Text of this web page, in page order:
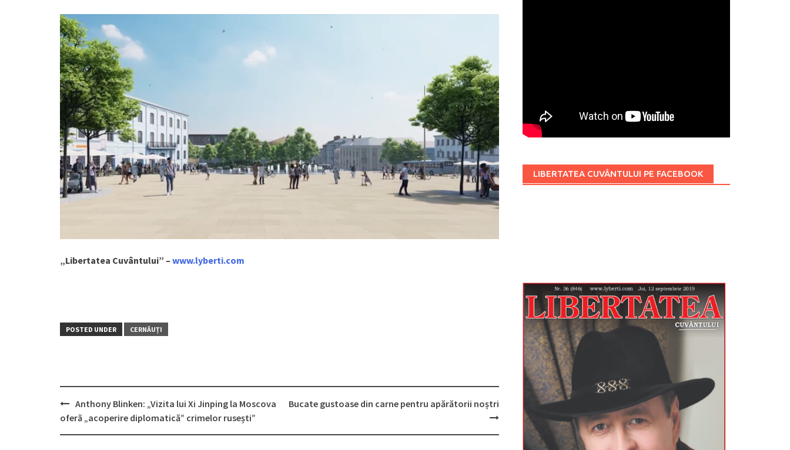
„Libertatea Cuvântului” – www.lyberti.com
POSTED UNDER CERNĂUȚI
Post
navigation
Anthony Blinken: „Vizita lui Xi Jinping la Moscova
oferă „acoperire diplomatică” crimelor rusești”
Bucate gustoase din carne pentru apărătorii noștri
LIBERTATEA CUVÂNTULUI PE FACEBOOK